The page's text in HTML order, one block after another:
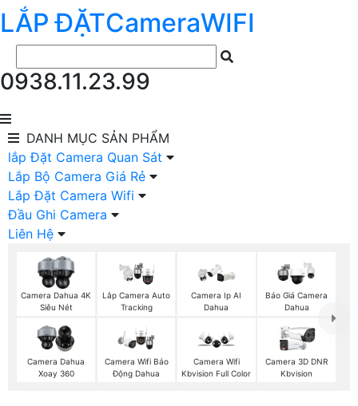
LẮP ĐẶTCameraWIFI
0938.11.23.99
DANH MỤC SẢN PHẨM
lắp Đặt Camera Quan Sát
Lắp Bộ Camera Giá Rẻ
Lắp Đặt Camera Wifi
Đầu Ghi Camera
Liên Hệ
Camera Dahua 4K
Siêu Nét
Lắp Camera Auto
Tracking
Camera Ip AI
Dahua
Báo Giá Camera
Dahua
Camera Dahua
Xoay 360
Camera Wifi Báo
Động Dahua
Camera Wifi
Kbvision Full Color
Camera 3D DNR
Kbvision